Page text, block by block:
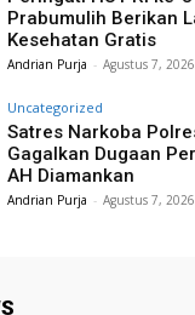
Prabumulih Berikan
Kesehatan Gratis
Andrian Purja - Agustus 7, 2026
Uncategorized
Satres Narkoba
Gagalkan Dugaan
AH Diamankan
Andrian Purja - Agustus 7, 2026